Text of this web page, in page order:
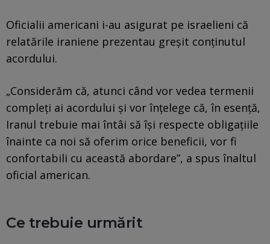
Oficialii americani i-au asigurat pe israelieni că
relatările iraniene prezentau greșit conținutul
acordului.
„Considerăm că, atunci când vor vedea termenii
compleți ai acordului și vor înțelege că, în esență,
Iranul trebuie mai întâi să își respecte obligațiile
înainte ca noi să oferim orice beneficii, vor fi
confortabili cu această abordare”, a spus înaltul
oficial american.
Ce trebuie urmărit